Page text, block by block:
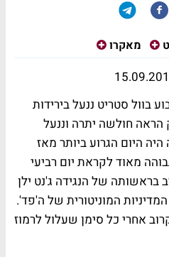
מאקרו
בוול סטריט ננעל בירידות
חולשה יתרה וננעל
היום הגרוע ביותר מאז
גבוהה מאוד לקראת יום רביעי
בראשותה של הנגידה ג'נט ילן
המוניטורית של ה'פד'.
אחרי כל סימן שעלול לרמוז